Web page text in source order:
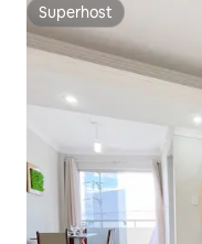
Superhost
Superhost